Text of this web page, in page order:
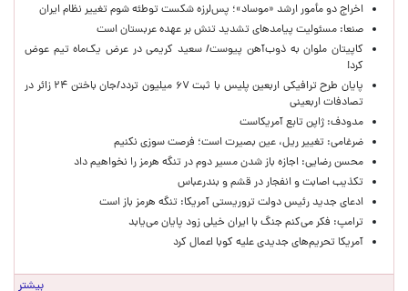
اخراج دو مأمور ارشد «موساد»؛ پس‌لرزه شکست توطئه شوم تغییر نظام ایران
صنعا: مسئولیت پیامدهای تشدید تنش بر عهده عربستان است
کاپیتان ملوان به ذوب‌آهن پیوست/ سعید کریمی در عرض یک‌ماه تیم عوض
کرد!
پایان طرح ترافیکی اربعین پلیس با ثبت ۶۷ میلیون تردد/جان باختن ۲۴ زائر در
تصادفات اربعینی
مدودف: ژاپن تابع آمریکاست
ضرغامی: تغییر ریل، عین بصیرت است؛ فرصت سوزی نکنیم
محسن رضایی: اجازه باز شدن مسیر دوم در تنگه هرمز را نخواهیم داد
تکذیب اصابت و انفجار در قشم و بندرعباس
ادعای جدید رئیس دولت تروریستی آمریکا: تنگه هرمز باز است
ترامپ: فکر می‌کنم جنگ با ایران خیلی زود پایان می‌یابد
آمریکا تحریم‌های جدیدی علیه کوبا اعمال کرد
بیشتر